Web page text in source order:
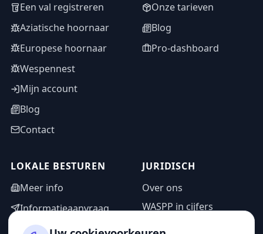
Een val registreren
Aziatische hoornaar
Europese hoornaar
Wespennest
Mijn account
Blog
Contact
Onze tarieven
Blog
Pro-dashboard
LOKALE BESTUREN
Meer info
Informatieaanvraag
Adminzone
JURIDISCH
Over ons
WASPP in cijfers